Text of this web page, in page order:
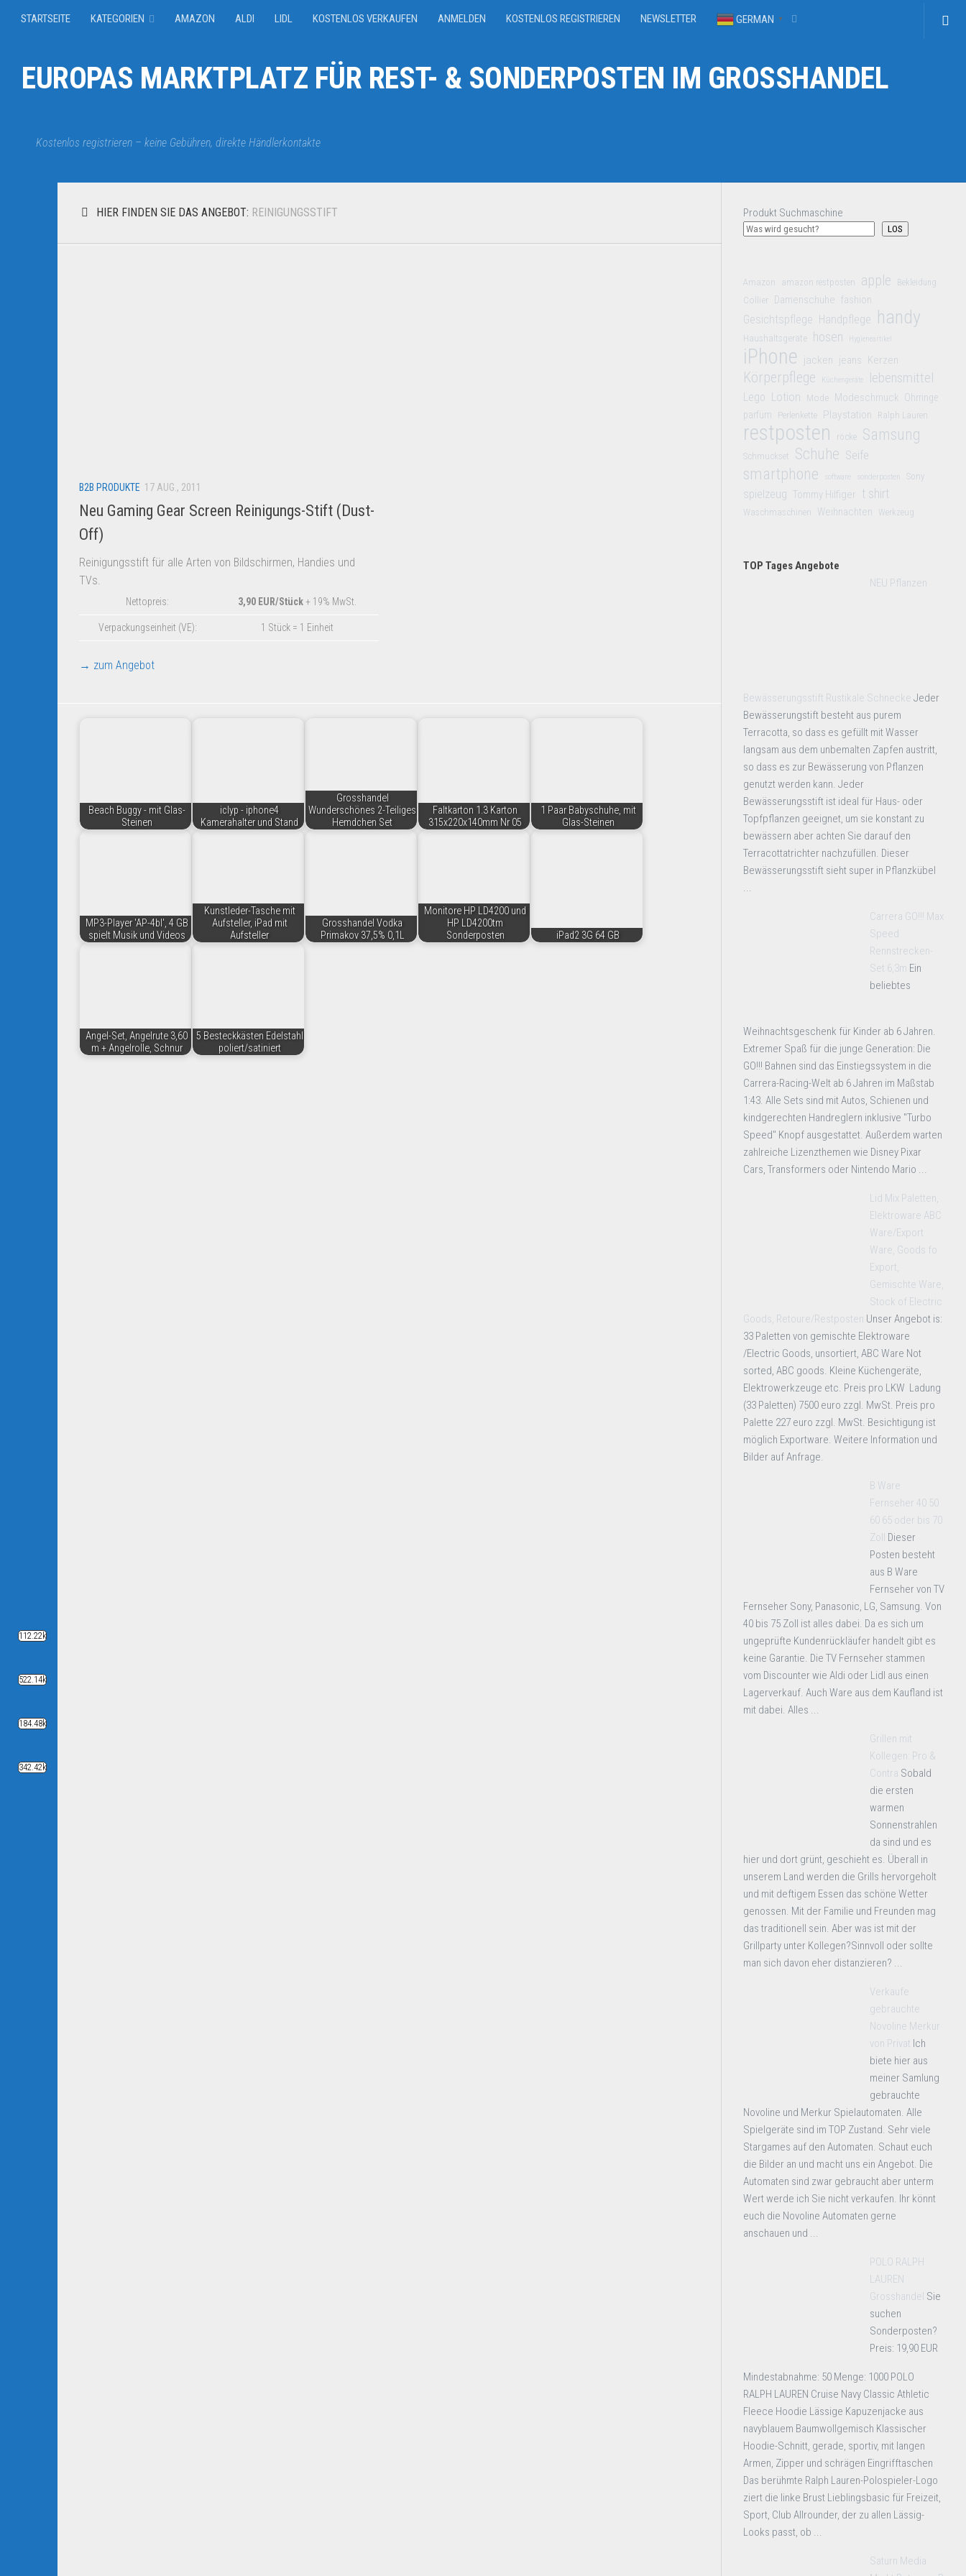
STARTSEITE KATEGORIEN AMAZON ALDI LIDL KOSTENLOS VERKAUFEN ANMELDEN KOSTENLOS REGISTRIEREN NEWSLETTER GERMAN ▼
EUROPAS MARKTPLATZ FÜR REST- & SONDERPOSTEN IM GROSSHANDEL
Kostenlos registrieren – keine Gebühren, direkte Händlerkontakte
HIER FINDEN SIE DAS ANGEBOT: REINIGUNGSSTIFT
B2B PRODUKTE 17 AUG., 2011
Neu Gaming Gear Screen Reinigungs-Stift (Dust-
Off)
Reinigungsstift für alle Arten von Bildschirmen, Handies und
TVs.
Nettopreis: 3,90 EUR/Stück+ 19% MwSt.
Verpackungseinheit (VE): 1 Stück = 1 Einheit
→ zum Angebot
Beach Buggy - mit Glas-
Steinen
iclyp - iphone4
Kamerahalter und Stand
Grosshandel
Wunderschönes 2-Teiliges
Hemdchen Set
Faltkarton 1.3 Karton
315x220x140mm Nr 05
1 Paar Babyschuhe, mit
Glas-Steinen
MP3-Player 'AP-4bl', 4 GB
spielt Musik und Videos
Kunstleder-Tasche mit
Aufsteller, iPad mit
Aufsteller
Grosshandel Vodka
Primakov 37,5% 0,1L
Monitore HP LD4200 und
HP LD4200tm
Sonderposten
iPad2 3G 64 GB
Angel-Set, Angelrute 3,60
m + Angelrolle, Schnur
5 Besteckkästen Edelstahl
poliert/satiniert
Produkt Suchmaschine
LOS
Amazon amazon restposten apple Bekleidung
Collier Damenschuhe fashion
Gesichtspflege Handpflege handy
Haushaltsgeräte hosen Hygieneartikel
iPhone jacken jeans Kerzen
Körperpflege Küchengeräte lebensmittel
Lego Lotion Mode Modeschmuck Ohrringe
parfüm
Perlenkette Playstation Ralph Lauren
restposten röcke Samsung
Schmuckset Schuhe Seife
smartphone software sonderposten Sony
spielzeug Tommy Hilfiger t shirt
Waschmaschinen Weihnachten Werkzeug
TOP Tages Angebote
NEU Pflanzen
Bewässerungsstift Rustikale Schnecke Jeder
Bewässerungstift besteht aus purem
Terracotta, so dass es gefüllt mit Wasser
langsam aus dem unbemalten Zapfen austritt,
so dass es zur Bewässerung von Pflanzen
genutzt werden kann. Jeder
Bewässerungsstift ist ideal für Haus- oder
Topfpflanzen geeignet, um sie konstant zu
bewässern aber achten Sie darauf den
Terracottatrichter nachzufüllen. Dieser
Bewässerungsstift sieht super in Pflanzkübel
...
Carrera GO!!! Max
Speed
Rennstrecken-
Set 6,3m Ein
beliebtes
Weihnachtsgeschenk für Kinder ab 6 Jahren.
Extremer Spaß für die junge Generation: Die
GO!!! Bahnen sind das Einstiegssystem in die
Carrera-Racing-Welt ab 6 Jahren im Maßstab
1:43. Alle Sets sind mit Autos, Schienen und
kindgerechten Handreglern inklusive "Turbo
Speed" Knopf ausgestattet. Außerdem warten
zahlreiche Lizenzthemen wie Disney Pixar
Cars, Transformers oder Nintendo Mario ...
Lid Mix Paletten,
Elektroware ABC
Ware/Export
Ware, Goods fo
Export,
Gemischte Ware,
Stock of Electric
Goods, Retoure/Restposten Unser Angebot is:
33 Paletten von gemischte Elektroware
/Electric Goods, unsortiert, ABC Ware Not
sorted, ABC goods. Kleine Küchengeräte,
Elektrowerkzeuge etc. Preis pro LKW Ladung
(33 Paletten) 7500 euro zzgl. MwSt. Preis pro
Palette 227 euro zzgl. MwSt. Besichtigung ist
möglich Exportware. Weitere Information und
Bilder auf Anfrage.
B Ware
Fernseher 40 50
60 65 oder bis 70
Zoll Dieser
Posten besteht
aus B Ware
Fernseher von TV
Fernseher Sony, Panasonic, LG, Samsung. Von
40 bis 75 Zoll ist alles dabei. Da es sich um
ungeprüfte Kundenrückläufer handelt gibt es
keine Garantie. Die TV Fernseher stammen
vom Discounter wie Aldi oder Lidl aus einen
Lagerverkauf. Auch Ware aus dem Kaufland ist
mit dabei. Alles ...
Grillen mit
Kollegen: Pro &
Contra Sobald
die ersten
warmen
Sonnenstrahlen
da sind und es
hier und dort grünt, geschieht es. Überall in
unserem Land werden die Grills hervorgeholt
und mit deftigem Essen das schöne Wetter
genossen. Mit der Familie und Freunden mag
das traditionell sein. Aber was ist mit der
Grillparty unter Kollegen?Sinnvoll oder sollte
man sich davon eher distanzieren? ...
Verkaufe
gebrauchte
Novoline Merkur
von Privat Ich
biete hier aus
meiner Samlung
gebrauchte
Novoline und Merkur Spielautomaten. Alle
Spielgeräte sind im TOP Zustand. Sehr viele
Stargames auf den Automaten. Schaut euch
die Bilder an und macht uns ein Angebot. Die
Automaten sind zwar gebraucht aber unterm
Wert werde ich Sie nicht verkaufen. Ihr könnt
euch die Novoline Automaten gerne
anschauen und ...
POLO RALPH
LAUREN
Grosshandel Sie
suchen
Sonderposten?
Preis: 19,90 EUR
Mindestabnahme: 50 Menge: 1000 POLO
RALPH LAUREN Cruise Navy Classic Athletic
Fleece Hoodie Lässige Kapuzenjacke aus
navyblauem Baumwollgemisch Klassischer
Hoodie-Schnitt, gerade, sportiv, mit langen
Armen, Zipper und schrägen Eingrifftaschen
Das berühmte Ralph Lauren-Polospieler-Logo
ziert die linke Brust Lieblingsbasic für Freizeit,
Sport, Club Allrounder, der zu allen Lässig-
Looks passt, ob ...
Saturn Media
112.22k
522.14k
184.48k
342.42k